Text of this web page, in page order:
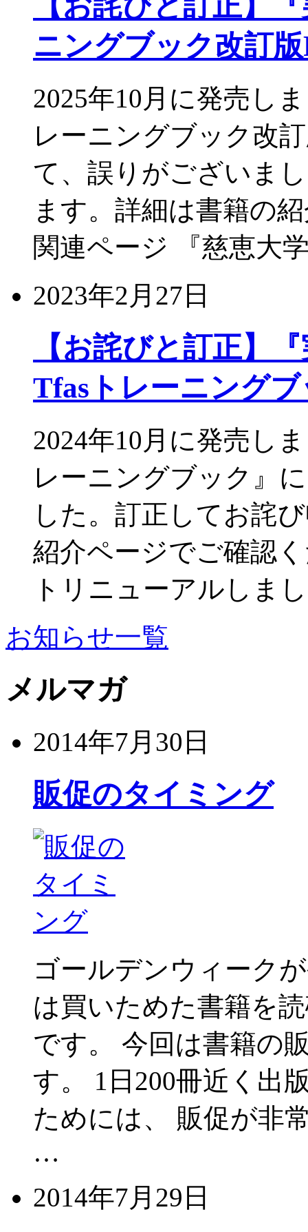
ニングブック改訂
2025年10月に発売し
レーニングブック改
て、誤りがございま
ます。詳細は書籍の
関連ページ 『慈恵大
2023年2月27日
【お詫びと訂正】
Tfasトレーニング
2024年10月に発売し
レーニングブック』
した。訂正してお詫
紹介ページでご確認
トリニューアルしま
お知らせ一覧
メルマガ
2014年7月30日
販促のタイミング
ゴールデンウィーク
は買いためた書籍を
です。 今回は書籍の
す。 1日200冊近く出
ためには、 販促が非
…
2014年7月29日